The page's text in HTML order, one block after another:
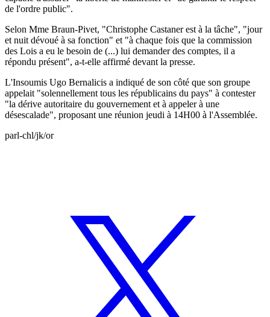
de l'ordre public".
Selon Mme Braun-Pivet, "Christophe Castaner est à la tâche", "jour
et nuit dévoué à sa fonction" et "à chaque fois que la commission
des Lois a eu le besoin de (...) lui demander des comptes, il a
répondu présent", a-t-elle affirmé devant la presse.
L'Insoumis Ugo Bernalicis a indiqué de son côté que son groupe
appelait "solennellement tous les républicains du pays" à contester
"la dérive autoritaire du gouvernement et à appeler à une
désescalade", proposant une réunion jeudi à 14H00 à l'Assemblée.
parl-chl/jk/or